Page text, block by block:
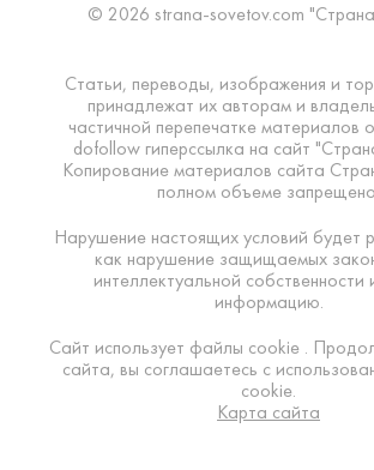
© 2026 strana-sovetov.com
Статьи, переводы, изображения и
принадлежат их авторам и
частичной перепечатке материалов
dofollow гиперссылка на сайт
Копирование материалов сайта
полном объеме
Нарушение настоящих условий будет
как нарушение защищаемых
интеллектуальной собственности
информацию.
Сайт использует файлы cookie .
сайта, вы соглашаетесь с
cookie.
Карта сайта